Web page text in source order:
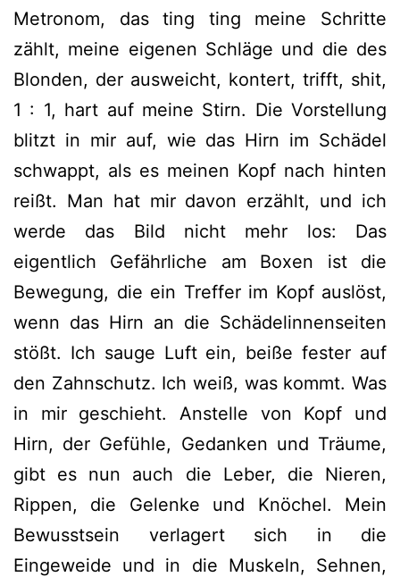
Metronom, das ting ting meine Schritte
zählt, meine eigenen Schläge und die des
Blonden, der ausweicht, kontert, trifft, shit,
1 : 1, hart auf meine Stirn. Die Vorstellung
blitzt in mir auf, wie das Hirn im Schädel
schwappt, als es meinen Kopf nach hinten
reißt. Man hat mir davon erzählt, und ich
werde das Bild nicht mehr los: Das
eigentlich Gefährliche am Boxen ist die
Bewegung, die ein Treffer im Kopf auslöst,
wenn das Hirn an die Schädelinnenseiten
stößt. Ich sauge Luft ein, beiße fester auf
den Zahnschutz. Ich weiß, was kommt. Was
in mir geschieht. Anstelle von Kopf und
Hirn, der Gefühle, Gedanken und Träume,
gibt es nun auch die Leber, die Nieren,
Rippen, die Gelenke und Knöchel. Mein
Bewusstsein verlagert sich in die
Eingeweide und in die Muskeln, Sehnen,